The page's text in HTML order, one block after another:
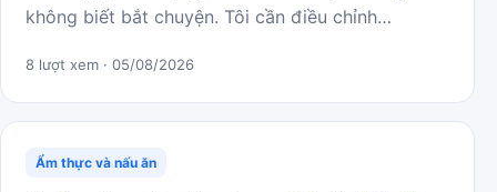
không biết bắt chuyện. Tôi cần điều chỉnh…
8 lượt xem · 05/08/2026
Ẩm thực và nấu ăn